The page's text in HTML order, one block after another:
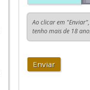
Ao clicar em
tenho mais de 18
Enviar